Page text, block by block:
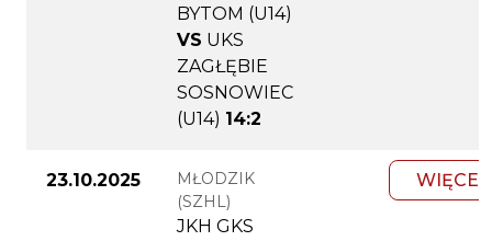
BYTOM (U14)
VS UKS
ZAGŁĘBIE
SOSNOWIEC
(U14) 14:2
23.10.2025
MŁODZIK
(SZHL)
JKH GKS
WIĘCEJ